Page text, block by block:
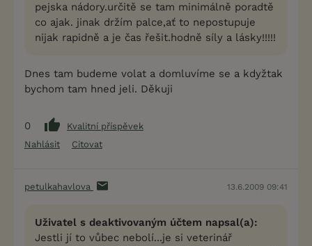
pejska nádory.určitě se tam minimálně poradtě
co ajak. jinak držím palce,ať to nepostupuje
nijak rapidně a je čas řešit.hodně síly a lásky!!!!!
Dnes tam budeme volat a domluvíme se a kdyžtak
bychom tam hned jeli. Děkuji
0
Kvalitní příspěvek
Nahlásit
Citovat
petulkahavlova 13.6.2009 09:41
Uživatel s deaktivovaným účtem napsal(a):
Jestli jí to vůbec nebolí...je si veterinář